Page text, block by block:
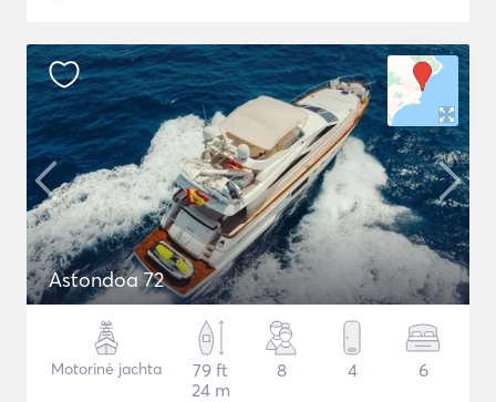
Astondoa 72
Motorinė jachta
79 ft
24 m
8 4 6